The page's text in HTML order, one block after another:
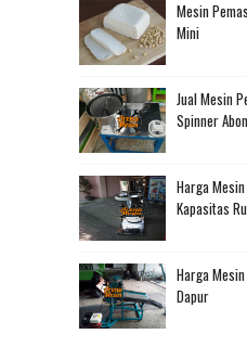
Mesin
Mini
Jual Mesin
Spinner
Harga
Kapasitas
Harga
Dapur